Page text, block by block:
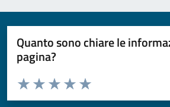
Quanto sono chiare le
pagina?
Valuta da 1 a 5 stelle la pagina
Valuta 5 stelle su 5
Valuta 4 stelle su 5
Valuta 3 stelle su 5
Valuta 2 stelle su 5
Valuta 1 stelle su 5